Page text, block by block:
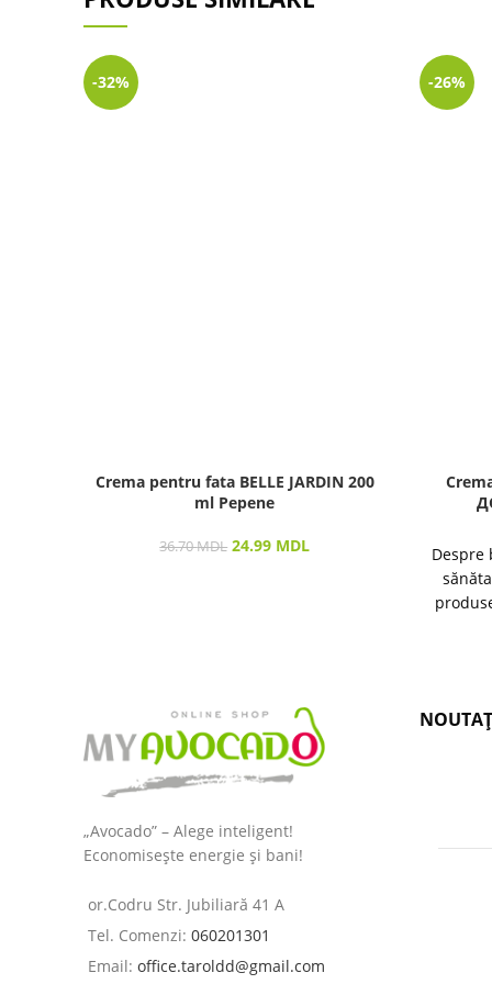
-32%
Crema pentru fata BELLE JARDIN 200
ml Pepene
36.70MDL 24.99 MDL
-26%
Despre
„Avocado” – Alege inteligent!
Economisește energie și bani!
or.Codru Str. Jubiliară 41 A
Tel. Comenzi: 060201301
Email: office.taroldd@gmail.com